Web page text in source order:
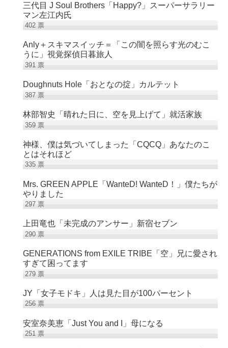
三代目 J Soul Brothers「Happy?」スーパーサラリー
マン左江内氏
402票
Anly＋スキマスイッチ＝「この闇を照らす光のむこ
うに」視覚探偵日暮旅人
391票
Doughnuts Hole「おとなの掟」カルテット
387票
林部智史「晴れた日に、空を見上げて」就活家族
359票
神様、僕は気づいてしまった「CQCQ」あなたのこ
とはそれほど
335票
Mrs. GREEN APPLE「WanteD! WanteD！」僕たちが
やりました
297票
上田竜也「未完成のアンサー」新宿セブン
290票
GENERATIONS from EXILE TRIBE「空」兄に愛され
すぎて困ってます
279票
JY「女子モドキ」人は見た目が100パーセント
256票
安室奈美恵「Just You and I」母になる
251票